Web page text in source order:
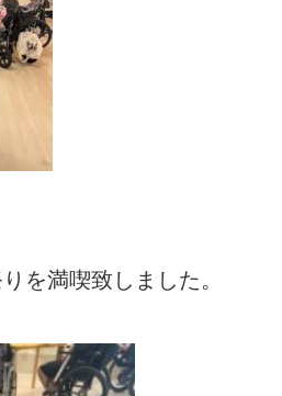
を満喫致しました。